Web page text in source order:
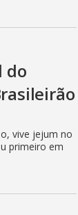
do
vive jejum no
primeiro em